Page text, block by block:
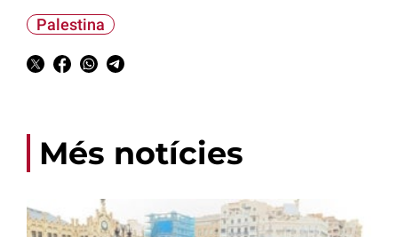
Palestina
Més notícies